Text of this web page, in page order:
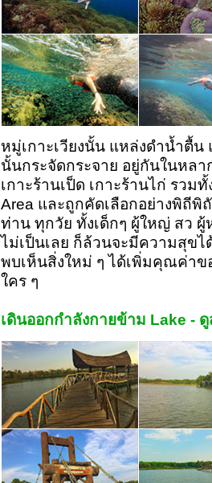
หมู่เกาะเวียงนั้น แหล่งดำน้ำตื้
นั้นกระจัดกระจาย อยู่กันในหลา
เกาะร้านเป็ด เกาะร้านไก่ รว
Area และถูกคัดเลือกอย่างพิถีพิ
ท่าน ทุกวัย ทั้งเด็กๆ ผู้ใหญ่ สว
ไม่เป็นเลย ก็ล้วนจะมีความสุข
พบเห็นสิ่งใหม่ ๆ ได้เพิ่มคุณค่า
ใคร ๆ
เดินออกกำลังกายข้าม Lake -